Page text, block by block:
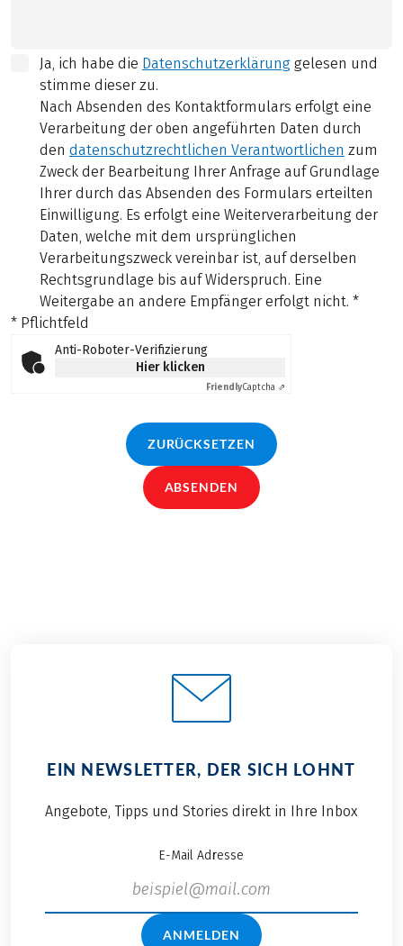
Ja, ich habe die Datenschutzerklärung gelesen und
stimme dieser zu.
Nach Absenden des Kontaktformulars erfolgt eine
Verarbeitung der oben angeführten Daten durch
den datenschutzrechtlichen Verantwortlichen zum
Zweck der Bearbeitung Ihrer Anfrage auf Grundlage
Ihrer durch das Absenden des Formulars erteilten
Einwilligung. Es erfolgt eine Weiterverarbeitung der
Daten, welche mit dem ursprünglichen
Verarbeitungszweck vereinbar ist, auf derselben
Rechtsgrundlage bis auf Widerspruch. Eine
Weitergabe an andere Empfänger erfolgt nicht. *
* Pflichtfeld
Anti-Roboter-Verifizierung
Hier klicken
FriendlyCaptcha ⇗
ZURÜCKSETZEN
ABSENDEN
EIN NEWSLETTER, DER SICH LOHNT
Angebote, Tipps und Stories direkt in Ihre Inbox
E-Mail Adresse
ANMELDEN